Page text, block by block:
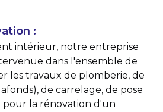
:
intérieur, notre entreprise
dans l'ensemble de
les travaux de plomberie, de
de carrelage, de pose
pour la rénovation d'un